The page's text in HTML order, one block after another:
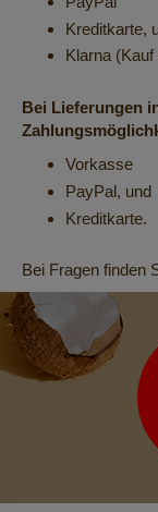
Kreditkarte,
Klarna
Bei Lieferungen
Vorkasse
PayPal, und
Kreditkarte.
Bei Fragen finden
Newsletter